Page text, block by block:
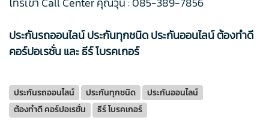
ประกันรถออนไลน์ ประกันทุกชนิด ประกันออนไลน์ ต้องทำดี
คอร์ปอเรชั่น และ ธีร์ โบรคเกอร์
ประกันรถออนไลน์ ประกันทุกชนิด
ประกันออนไลน์
ต้องทำดี คอร์ปอเรชั่น
ธีร์ โบรคเกอร์